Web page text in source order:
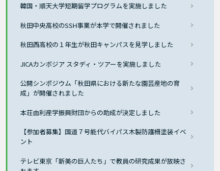
韓国・順天大学短期留学プログラムを実施しました
秋田中央高校のSSH事業が本学で開催されました
秋田西高校の１年生が秋田キャンパスを見学しました
JICAカンボジア スタディ・ツアーを実施しました
公開シンポジウム「秋田県における新たな園芸産地の育
成」が開催されました
本荘由利産学振興財団からの助成が決定しました
【参加者募集】国道７号能代バイパス木製防護柵塗装イベ
ント
テレビ東京「新美の巨人たち」で教員の研究成果が放映さ